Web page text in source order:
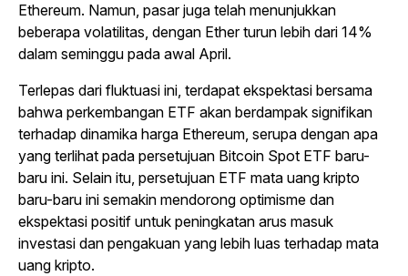
Ethereum. Namun, pasar juga telah menunjukkan
beberapa volatilitas, dengan Ether turun lebih dari 14%
dalam seminggu pada awal April.
Terlepas dari fluktuasi ini, terdapat ekspektasi bersama
bahwa perkembangan ETF akan berdampak signifikan
terhadap dinamika harga Ethereum, serupa dengan apa
yang terlihat pada persetujuan Bitcoin Spot ETF baru-
baru ini. Selain itu, persetujuan ETF mata uang kripto
baru-baru ini semakin mendorong optimisme dan
ekspektasi positif untuk peningkatan arus masuk
investasi dan pengakuan yang lebih luas terhadap mata
uang kripto.